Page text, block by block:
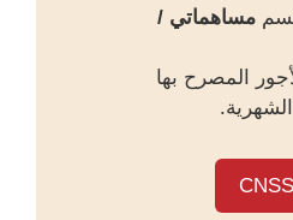
مساهماتي /
المصرح بها